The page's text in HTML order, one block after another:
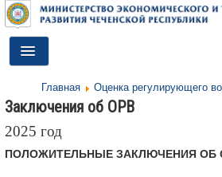
Toggle
Navigation
ДЕЯТЕЛЬНОСТЬ
О МИНИСТЕРСТВЕ
Главная Оценка регулирующего
Заключения об ОРВ
2025 год
ПОЛОЖИТЕЛЬНЫЕ ЗАКЛЮЧЕНИЯ ОБ